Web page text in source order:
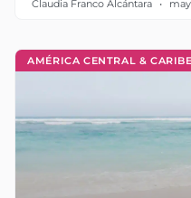
Claudia Franco Alcántara
AMÉRICA CENTRAL & CARIBE